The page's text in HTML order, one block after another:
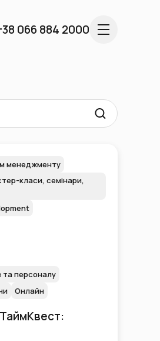
066 884 2000
менеджменту
класи, семінари,
персоналу
Онлайн